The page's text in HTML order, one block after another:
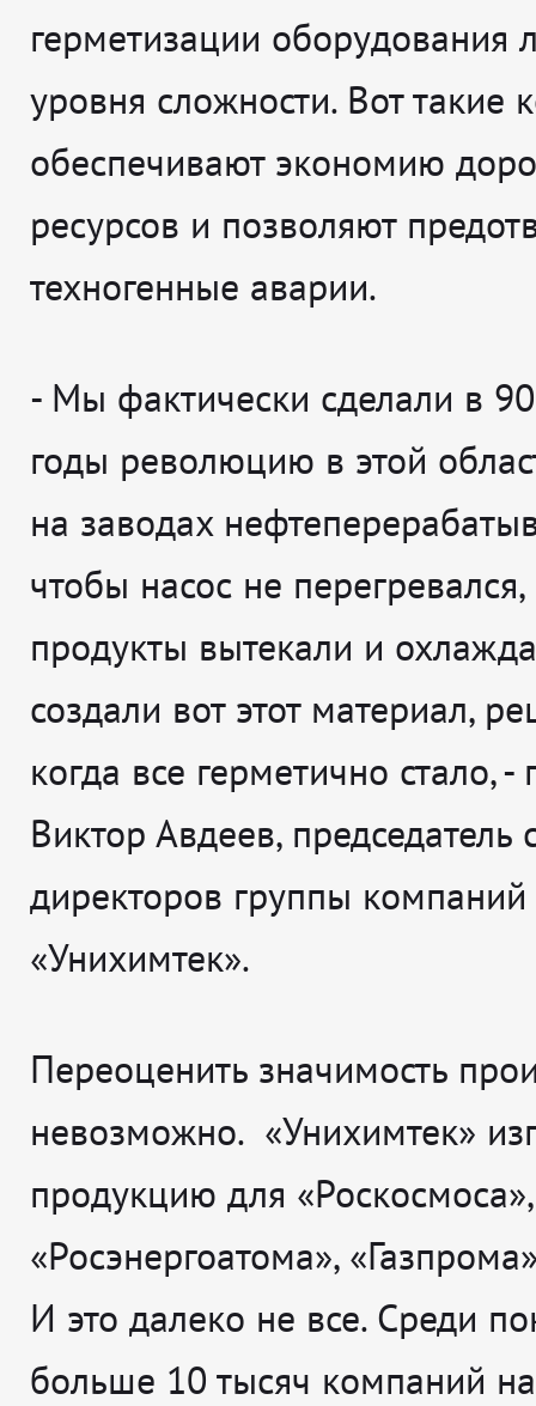
герметизации оборудования
уровня сложности. Вот такие
обеспечивают экономию
ресурсов и позволяют
техногенные аварии.
- Мы фактически сделали в
годы революцию в этой
на заводах
чтобы насос не перегревался,
продукты вытекали и
создали вот этот материал,
когда все герметично стало, -
Виктор Авдеев, председатель
директоров группы компаний
«Унихимтек».
Переоценить значимость
невозможно. «Унихимтек»
продукцию для «Роскосмоса»,
«Росэнергоатома»,
И это далеко не все. Среди
больше 10 тысяч компаний